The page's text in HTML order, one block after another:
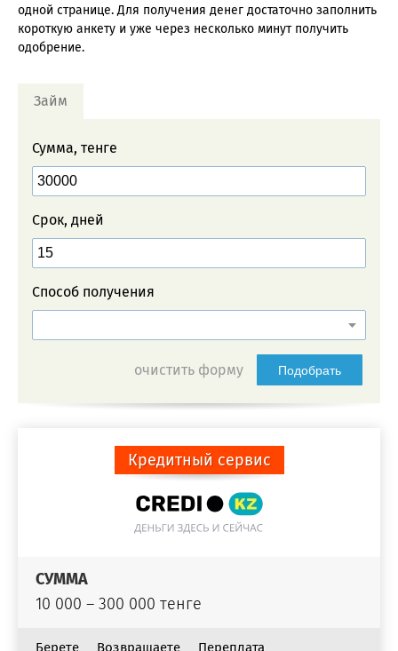
одной странице. Для получения денег достаточно заполнить
короткую анкету и уже через несколько минут получить
одобрение.
Займ
Сумма, тенге
Срок, дней
Способ получения
очистить форму Подобрать
Кредитный сервис
СУММА
10 000 – 300 000 тенге
Берете
Возвращаете
Переплата